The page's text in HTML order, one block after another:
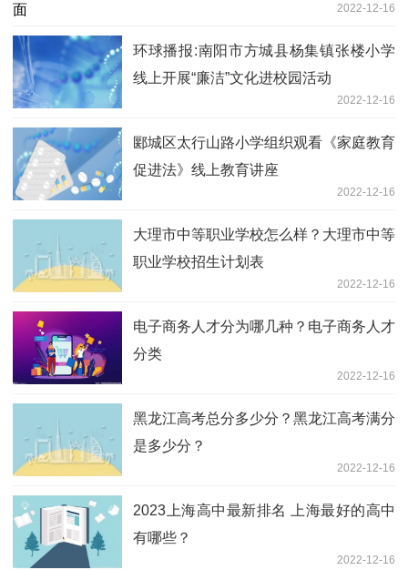
2022-12-16
环球播报:南阳市方城县杨集镇张楼小学
线上开展“廉洁”文化进校园活动
2022-12-16
郾城区太行山路小学组织观看《家庭教育
促进法》线上教育讲座
2022-12-16
大理市中等职业学校怎么样？大理市中等
职业学校招生计划表
2022-12-16
电子商务人才分为哪几种？电子商务人才
分类
2022-12-16
黑龙江高考总分多少分？黑龙江高考满分
是多少分？
2022-12-16
2023上海高中最新排名 上海最好的高中
有哪些？
2022-12-16